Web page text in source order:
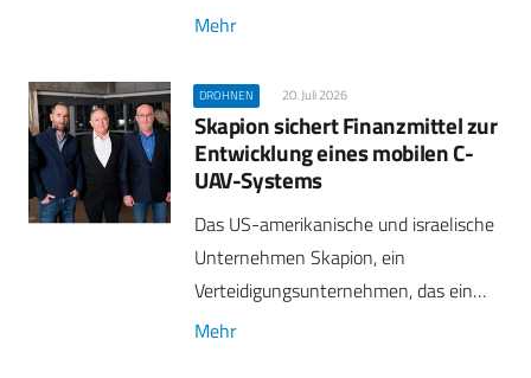
Mehr
DROHNEN 20. Juli 2026
Skapion sichert Finanzmittel zur
Entwicklung eines mobilen C-
UAV-Systems
Das US-amerikanische und israelische
Unternehmen Skapion, ein
Verteidigungsunternehmen, das ein…
Mehr